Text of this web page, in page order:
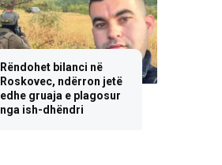
Rëndohet bilanci në
Roskovec, ndërron jetë
edhe gruaja e plagosur
nga ish-dhëndri